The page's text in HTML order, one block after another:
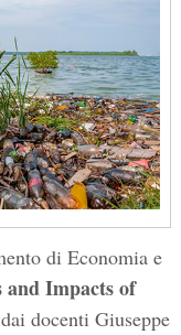
di Economia e
and Impacts of
docenti Giuseppe